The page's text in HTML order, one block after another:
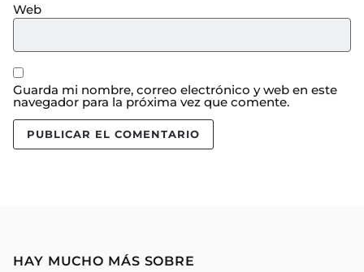
Web
Guarda mi nombre, correo electrónico y web en este
navegador para la próxima vez que comente.
HAY MUCHO MÁS SOBRE